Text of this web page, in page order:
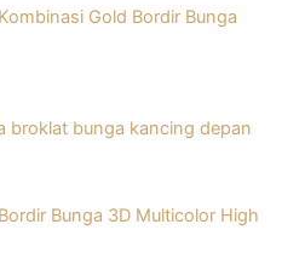
Gold Bordir Bunga
Bunga 3D Multicolor High